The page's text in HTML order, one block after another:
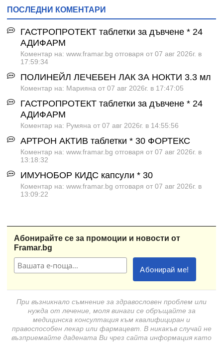
ПОСЛЕДНИ КОМЕНТАРИ
ГАСТРОПРОТЕКТ таблетки за дъвчене * 24
АДИФАРМ
Коментар на: www.framar.bg отговаря от 07 авг 2026г. в
17:59:34
ПОЛИНЕЙЛ ЛЕЧЕБЕН ЛАК ЗА НОКТИ 3.3 мл
Коментар на: Марияна от 07 авг 2026г. в 17:47:05
ГАСТРОПРОТЕКТ таблетки за дъвчене * 24
АДИФАРМ
Коментар на: Румяна от 07 авг 2026г. в 14:55:56
АРТРОН АКТИВ таблетки * 30 ФОРТЕКС
Коментар на: www.framar.bg отговаря от 07 авг 2026г. в
13:18:32
ИМУНОБОР КИДС капсули * 30
Коментар на: www.framar.bg отговаря от 07 авг 2026г. в
13:09:22
Абонирайте се за промоции и новости от
Framar.bg
При възникнало съмнение за здравословен проблем или
нужда от лечение, моля винаги се обръщайте за
медицинска консултация към квалифициран и
правоспособен лекар или фармацевт. В никакъв случай не
възприемайте дадената Ви чрез сайта информация като